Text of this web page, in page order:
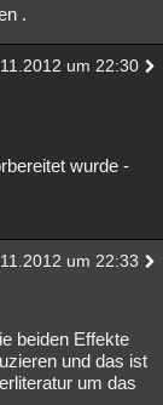
.
um 22:30
wurde -
um 22:33
beiden Effekte
und das ist
um das